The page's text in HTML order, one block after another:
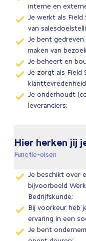
interne en
Je werkt als Field
van
Je bent
maken van
Je beheert en
Je zorgt als Field
Je onderhoudt
leveranciers;
Hier herken jij
Functie-eisen
Je beschikt over
bijvoorbeeld
Bedrijfskunde;
Bij voorkeur heb
ervaring in een
Je bent